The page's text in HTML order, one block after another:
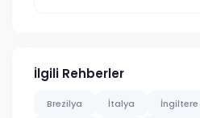
İlgili Rehberler
Brezilya İtalya İngiltere